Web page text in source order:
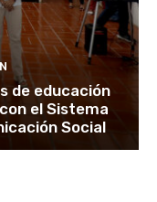
de educación
el Sistema
Social